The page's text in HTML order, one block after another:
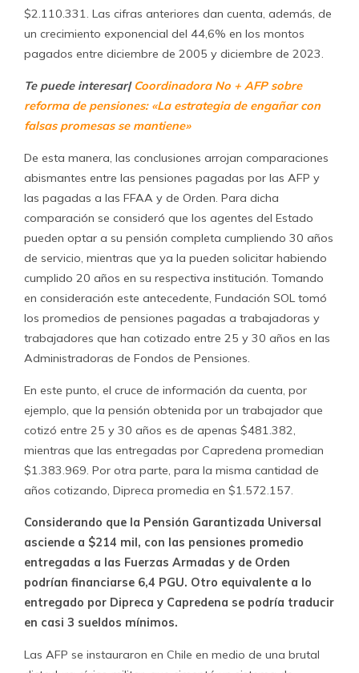
$2.110.331. Las cifras anteriores dan cuenta, además, de
un crecimiento exponencial del 44,6% en los montos
pagados entre diciembre de 2005 y diciembre de 2023.
Te puede interesar|Coordinadora No + AFP sobre
reforma de pensiones: «La estrategia de engañar con
falsas promesas se mantiene»
De esta manera, las conclusiones arrojan comparaciones
abismantes entre las pensiones pagadas por las AFP y
las pagadas a las FFAA y de Orden. Para dicha
comparación se consideró que los agentes del Estado
pueden optar a su pensión completa cumpliendo 30 años
de servicio, mientras que ya la pueden solicitar habiendo
cumplido 20 años en su respectiva institución. Tomando
en consideración este antecedente, Fundación SOL tomó
los promedios de pensiones pagadas a trabajadoras y
trabajadores que han cotizado entre 25 y 30 años en las
Administradoras de Fondos de Pensiones.
En este punto, el cruce de información da cuenta, por
ejemplo, que la pensión obtenida por un trabajador que
cotizó entre 25 y 30 años es de apenas $481.382,
mientras que las entregadas por Capredena promedian
$1.383.969. Por otra parte, para la misma cantidad de
años cotizando, Dipreca promedia en $1.572.157.
Considerando que la Pensión Garantizada Universal
asciende a $214 mil, con las pensiones promedio
entregadas a las Fuerzas Armadas y de Orden
podrían financiarse 6,4 PGU. Otro equivalente a lo
entregado por Dipreca y Capredena se podría traducir
en casi 3 sueldos mínimos.
Las AFP se instauraron en Chile en medio de una brutal